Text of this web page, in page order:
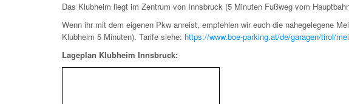
Das Klubheim liegt im Zentrum von Innsbruck (5 Minuten Fußweg vom
Wenn ihr mit dem eigenen Pkw anreist, empfehlen wir euch die nahegelegene
Klubheim 5 Minuten). Tarife siehe: https://www.boe-parking.at/de/garagen/tirol/
Lageplan Klubheim Innsbruck: